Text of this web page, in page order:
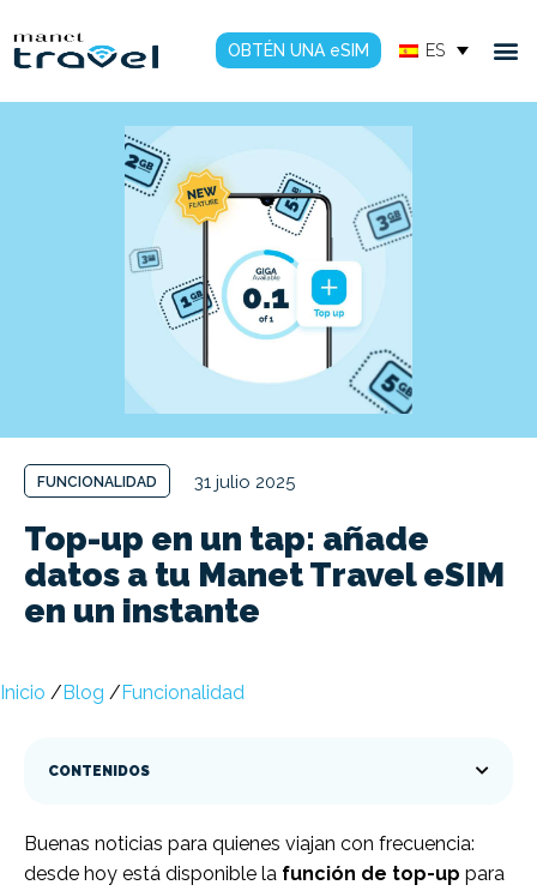
OBTÉN UNA eSIM ES
FUNCIONALIDAD 31 julio 2025
Top-up en un tap: añade
datos a tu Manet Travel eSIM
en un instante
Inicio / Blog / Funcionalidad
CONTENIDOS
Buenas noticias para quienes viajan con frecuencia:
desde hoy está disponible la función de top-up para